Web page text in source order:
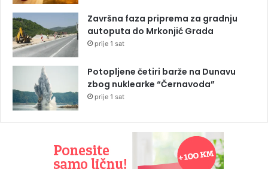
Završna faza priprema za gradnju
autoputa do Mrkonjić Grada
prije 1 sat
Potopljene četiri barže na Dunavu
zbog nuklearke “Černavoda”
prije 1 sat